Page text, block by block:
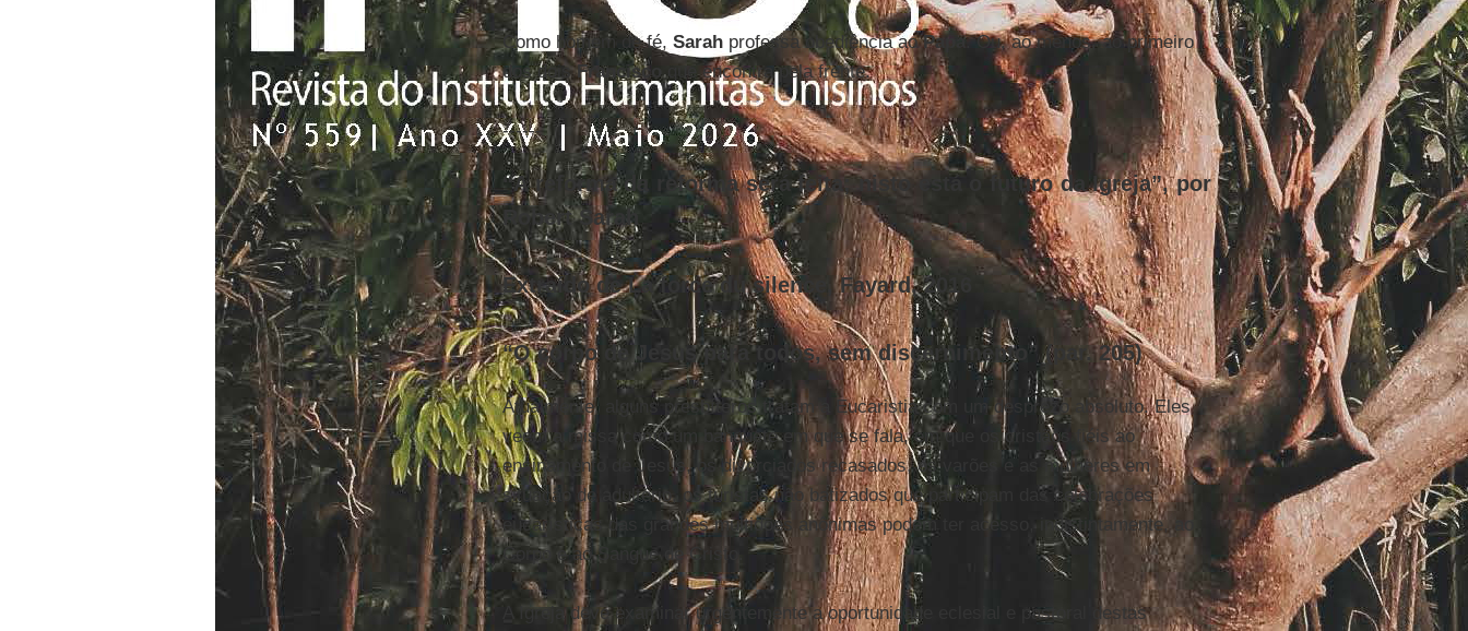
Como homem de fé, Sarahprofessa obediência aoPapa. Ou, ao menos, ao primeiro
dos doisFranciscoque encontra pela frente.
------
“A reforma da reforma será feita; nisto está o futuro da Igreja”, por
Robert Sarah
Extraído de La force du silence, Fayard, 2016
“O corpo de Jesus para todos, sem discernimento” (par. 205)
Atualmente, alguns presbíteros tratam a Eucaristia com um desprezo absoluto. Eles
veem a missa como um banquete em que se fala, em que os cristãos fiéis ao
ensinamento de Jesus, os divorciados recasados, os varões e as mulheres em
situação de adultério, os turistas não batizados que participam das celebrações
eucarísticas das grandes multidões anônimas podem ter acesso, indistintamente, ao
Corpo e ao Sangue de Cristo.
A Igreja deve examinar urgentemente a oportunidade eclesial e pastoral destas